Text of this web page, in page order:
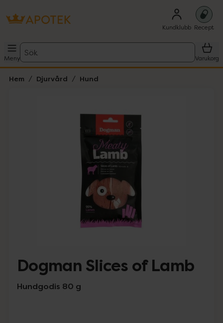
Kundklubb Recept
Meny
Sök
Varukorg
Hem Djurvård Hund
Lista: . Innehåller 3 objekt.
Dogman Slices of Lamb
Hundgodis 80 g